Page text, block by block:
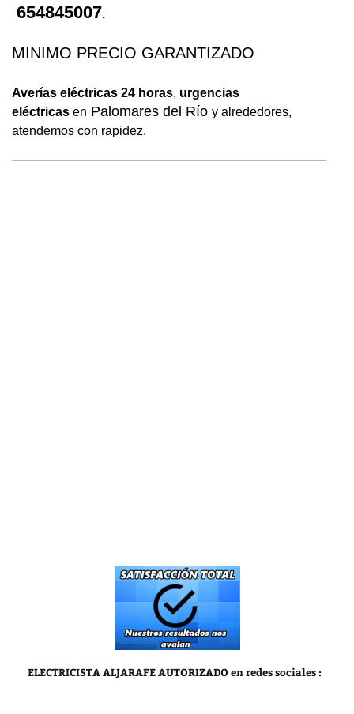
654845007.
MINIMO PRECIO GARANTIZADO
Averías eléctricas 24 horas, urgencias
eléctricas en Palomares del Río y alrededores,
atendemos con rapidez.
ELECTRICISTA ALJARAFE AUTORIZADO en redes sociales :